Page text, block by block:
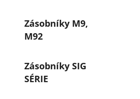
Zásobníky M9,
M92
Zásobníky SIG
SÉRIE